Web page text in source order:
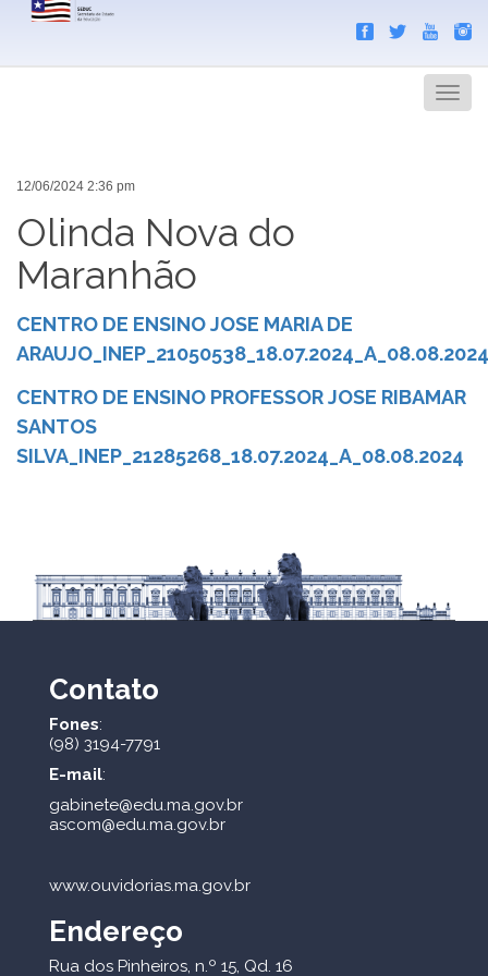
Menu
12/06/2024 2:36 pm
Olinda Nova do
Maranhão
CENTRO DE ENSINO JOSE MARIA DE
ARAUJO_INEP_21050538_18.07.2024_A_08.08.2024
CENTRO DE ENSINO PROFESSOR JOSE RIBAMAR
SANTOS
SILVA_INEP_21285268_18.07.2024_A_08.08.2024
Contato
Fones:
(98) 3194-7791
E-mail:
gabinete@edu.ma.gov.br
ascom@edu.ma.gov.br
www.ouvidorias.ma.gov.br
Endereço
Rua dos Pinheiros, n.º 15, Qd. 16